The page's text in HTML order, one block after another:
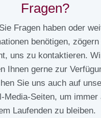
Fragen?
Fragen haben oder
benötigen, zögern
uns zu kontaktieren.
Ihnen gerne zur
Sie uns auch auf
Media-Seiten, um immer
Laufenden zu bleiben.